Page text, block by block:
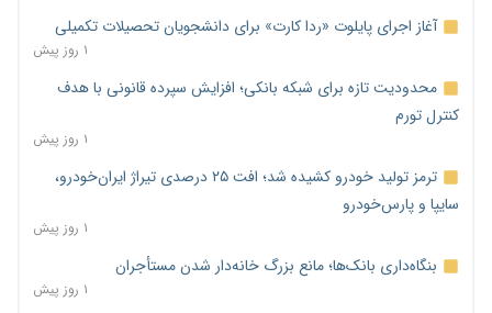
آغاز اجرای پایلوت «ردا کارت» برای دانشجویان تحصیلات تکمیلی
۱ روز پیش
محدودیت تازه برای شبکه بانکی؛ افزایش سپرده قانونی با هدف
کنترل تورم
۱ روز پیش
ترمز تولید خودرو کشیده شد؛ افت ۲۵ درصدی تیراژ ایران‌خودرو،
سایپا و پارس‌خودرو
۱ روز پیش
بنگاه‌داری بانک‌ها؛ مانع بزرگ خانه‌دار شدن مستأجران
۱ روز پیش